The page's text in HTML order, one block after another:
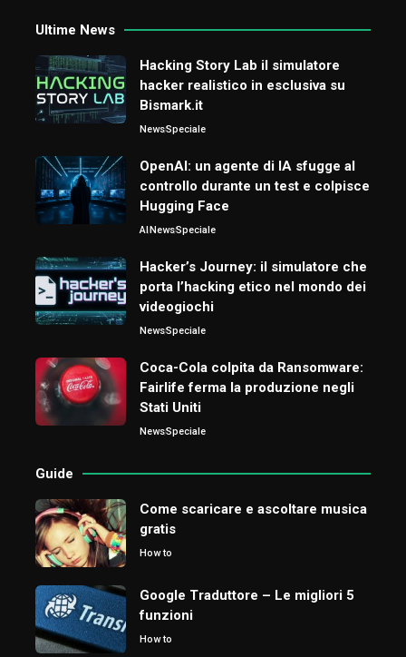
Ultime News
Hacking Story Lab il simulatore
hacker realistico in esclusiva su
Bismark.it
NewsSpeciale
OpenAI: un agente di IA sfugge al
controllo durante un test e colpisce
Hugging Face
AINewsSpeciale
Hacker’s Journey: il simulatore che
porta l’hacking etico nel mondo dei
videogiochi
NewsSpeciale
Coca-Cola colpita da Ransomware:
Fairlife ferma la produzione negli
Stati Uniti
NewsSpeciale
Guide
Come scaricare e ascoltare musica
gratis
How to
Google Traduttore – Le migliori 5
funzioni
How to